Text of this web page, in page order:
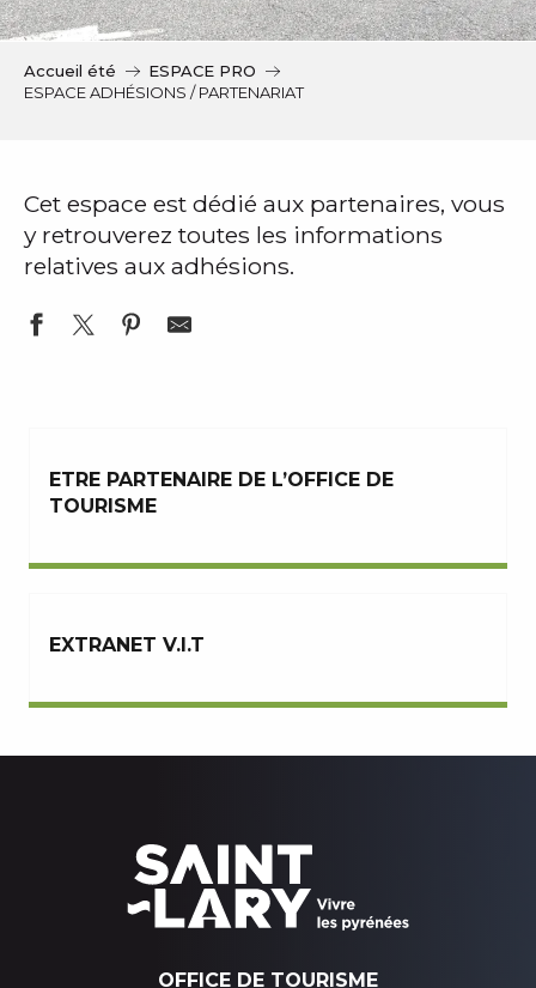
i
a
Accueil été
ESPACE PRO
ESPACE ADHÉSIONS / PARTENARIAT
Cet espace est dédié aux partenaires, vous
y retrouverez toutes les informations
relatives aux adhésions.
ETRE PARTENAIRE DE L’OFFICE DE
TOURISME
EXTRANET V.I.T
OFFICE DE TOURISME